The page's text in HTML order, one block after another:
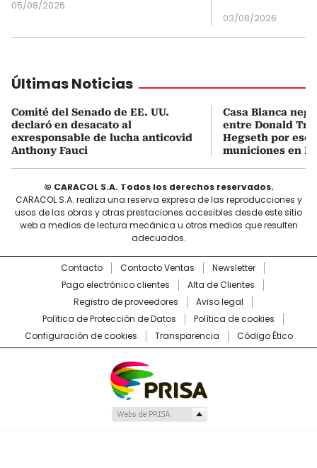
05/08/2026
03/08/2026
Últimas Noticias
Comité del Senado de EE. UU.
declaró en desacato al
exresponsable de lucha anticovid
Anthony Fauci
Casa Blanca
entre Donald
Hegseth por
municiones en
© CARACOL S.A. Todos los derechos reservados.
CARACOL S.A. realiza una reserva expresa de las reproducciones y
usos de las obras y otras prestaciones accesibles desde este sitio
web a medios de lectura mecánica u otros medios que resulten
adecuados.
Contacto Contacto Ventas
Newsletter
Pago electrónico clientes
Alta de Clientes
Registro de proveedores
Aviso legal
Política de Protección de Datos
Política de cookies
Configuración de cookies
Transparencia Código Ético